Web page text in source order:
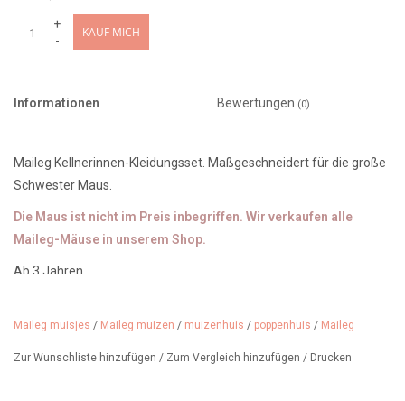
+
-
KAUF MICH
Informationen Bewertungen (0)
Maileg Kellnerinnen-Kleidungsset. Maßgeschneidert für die große
Schwester Maus.
Die Maus ist nicht im Preis inbegriffen. Wir verkaufen alle
Maileg-Mäuse in unserem Shop.
Ab 3 Jahren.
Maileg muisjes / Maileg muizen / muizenhuis / poppenhuis / Maileg
Zur Wunschliste hinzufügen / Zum Vergleich hinzufügen / Drucken